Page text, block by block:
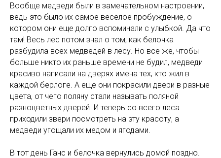
Вообще медведи были в замечательном настроении,
ведь это было их самое веселое пробуждение, о
котором они еще долго вспоминали с улыбкой. Да что
там! Весь лес потом знал о том, как белочка
разбудила всех медведей в лесу. Но все же, чтобы
больше никто их раньше времени не будил, медведи
красиво написали на дверях имена тех, кто жил в
каждой берлоге. А еще они покрасили двери в разные
цвета, от чего поляну стали называть поляной
разноцветных дверей. И теперь со всего леса
приходили звери посмотреть на эту красоту, а
медведи угощали их медом и ягодами.
В тот день Ганс и белочка вернулись домой поздно.